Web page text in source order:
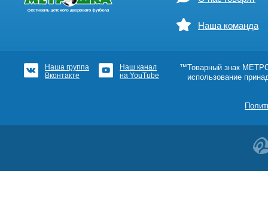
Наша команда
Наша группа
Вконтакте
Наш канал
на YouTube
™Товарный знак
использование